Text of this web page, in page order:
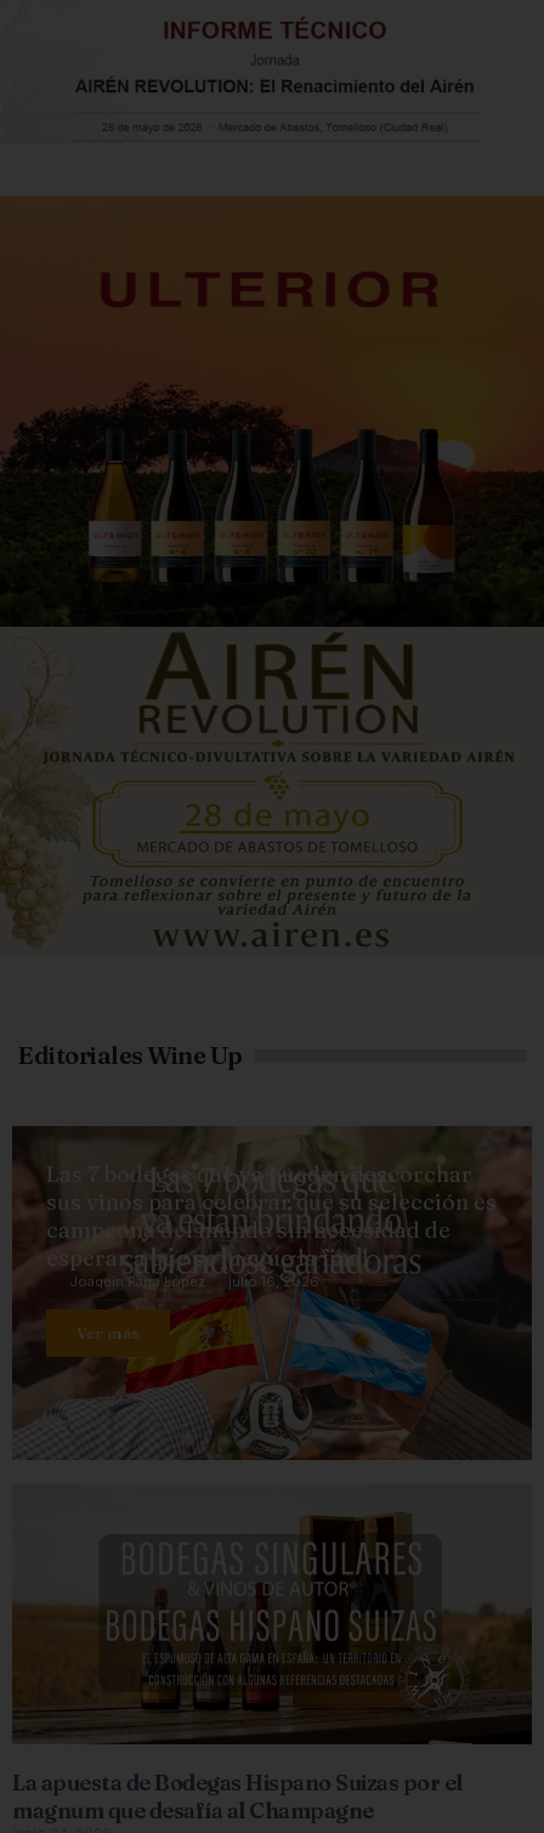
Editoriales Wine Up
Las 7 bodegas que ya pueden descorchar
sus vinos para celebrar que su selección es
campeona del mundo sin necesidad de
esperar a que se juegue la final
Joaquín Parra López julio 16, 2026
Ver más
La apuesta de Bodegas Hispano Suizas por el
magnum que desafía al Champagne